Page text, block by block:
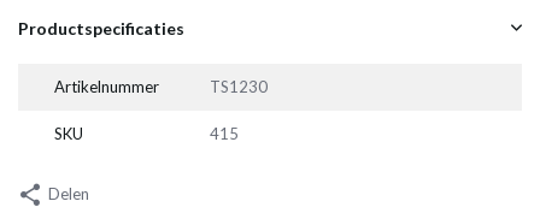
Productspecificaties
Artikelnummer TS1230
SKU 415
Delen